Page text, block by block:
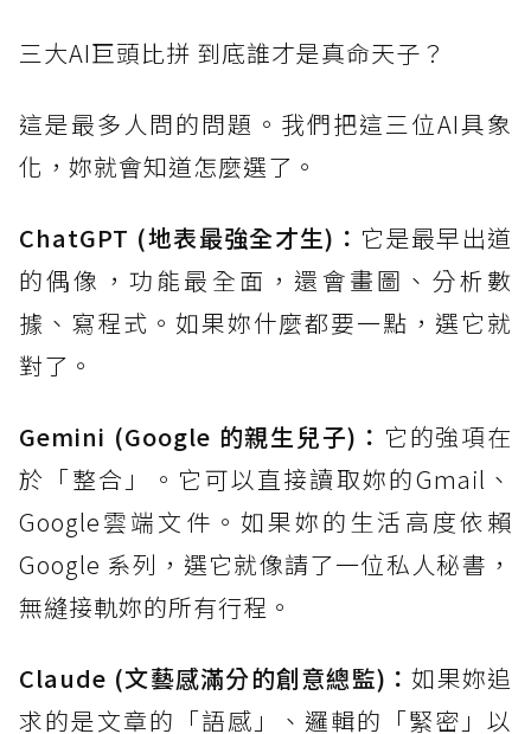
三大AI巨頭比拼 到底誰才是真命天子？
這是最多人問的問題。我們把這三位AI具象
化，妳就會知道怎麼選了。
ChatGPT (地表最強全才生)： 它是最早出道
的偶像，功能最全面，還會畫圖、分析數
據、寫程式。如果妳什麼都要一點，選它就
對了。
Gemini (Google 的親生兒子)： 它的強項在
於「整合」。它可以直接讀取妳的Gmail、
Google雲端文件。如果妳的生活高度依賴
Google 系列，選它就像請了一位私人秘書，
無縫接軌妳的所有行程。
Claude (文藝感滿分的創意總監)：如果妳追
求的是文章的「語感」、邏輯的「緊密」以